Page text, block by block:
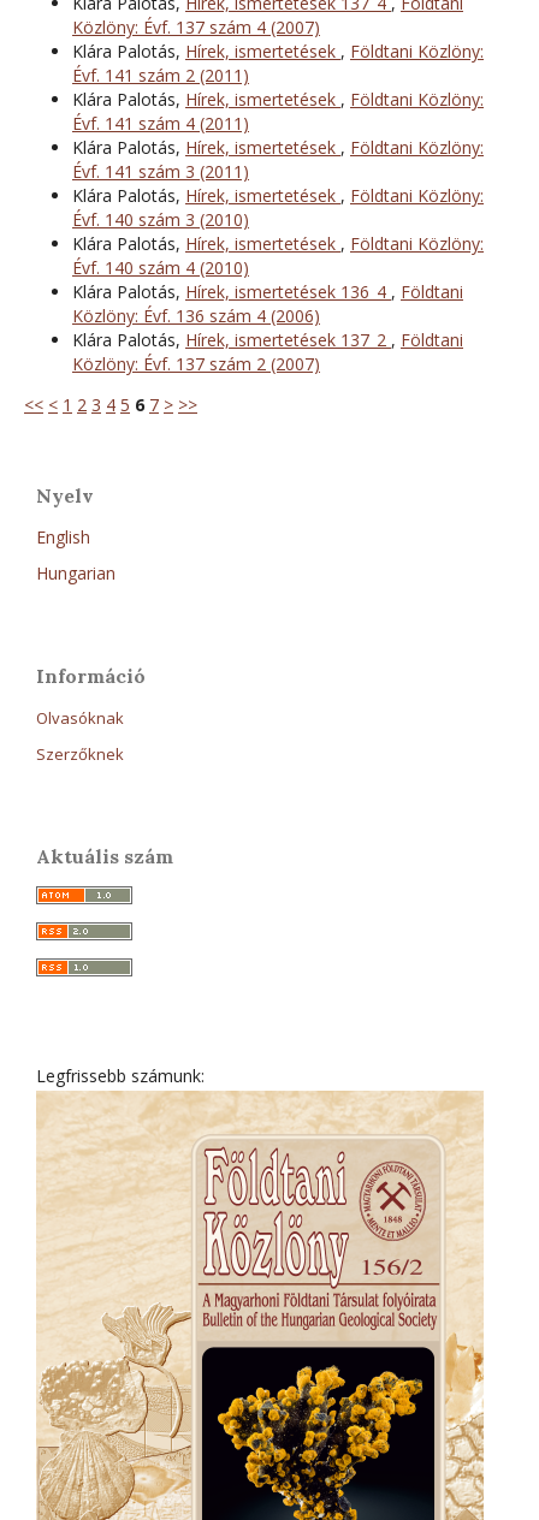
Közlöny: Évf. 137 szám 4 (2007)
Klára Palotás, Hírek, ismertetések , Földtani Közlöny:
Évf. 141 szám 2 (2011)
Klára Palotás, Hírek, ismertetések , Földtani Közlöny:
Évf. 141 szám 4 (2011)
Klára Palotás, Hírek, ismertetések , Földtani Közlöny:
Évf. 141 szám 3 (2011)
Klára Palotás, Hírek, ismertetések , Földtani Közlöny:
Évf. 140 szám 3 (2010)
Klára Palotás, Hírek, ismertetések , Földtani Közlöny:
Évf. 140 szám 4 (2010)
Klára Palotás, Hírek, ismertetések 136_4 , Földtani
Közlöny: Évf. 136 szám 4 (2006)
Klára Palotás, Hírek, ismertetések 137_2 , Földtani
Közlöny: Évf. 137 szám 2 (2007)
<< < 1 2 3 4 5 6 7 > >>
Nyelv
English
Hungarian
Információ
Olvasóknak
Szerzőknek
Aktuális szám
Legfrissebb számunk: